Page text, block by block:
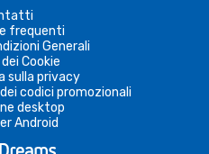
frequenti
Generali
Cookie
sulla privacy
codici promozionali
desktop
Android